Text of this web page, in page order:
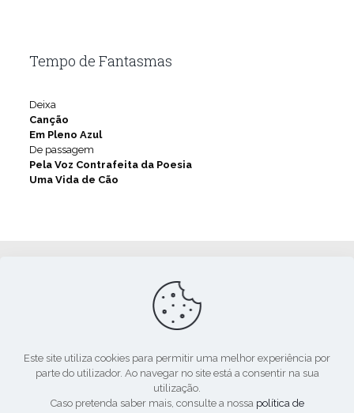
Tempo de Fantasmas
Deixa
Canção
Em Pleno Azul
De passagem
Pela Voz Contrafeita da Poesia
Uma Vida de Cão
Este site utiliza cookies para permitir uma melhor experiência por
parte do utilizador. Ao navegar no site está a consentir na sua
utilização.
Caso pretenda saber mais, consulte a nossa política de